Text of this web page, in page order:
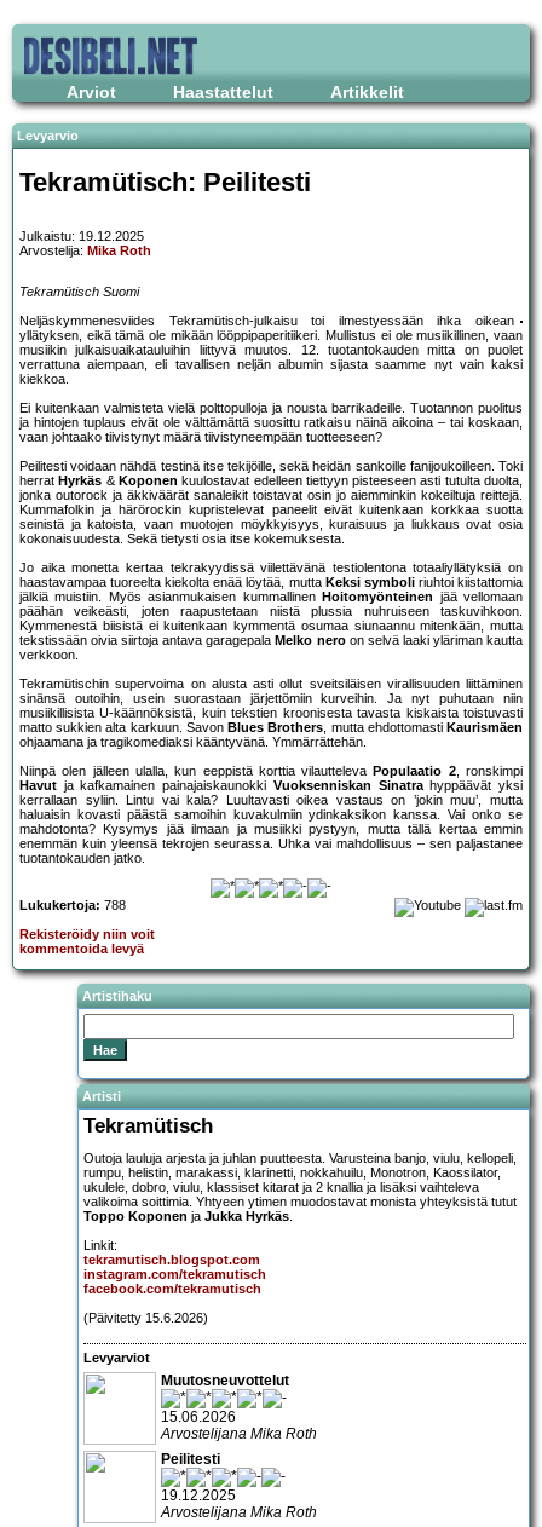
Arviot Haastattelut Artikkelit
Levyarvio
Tekramütisch: Peilitesti
Julkaistu: 19.12.2025
Arvostelija: Mika Roth
Tekramütisch Suomi
Neljäskymmenesviides Tekramütisch-julkaisu toi ilmestyessään ihka oikean
yllätyksen, eikä tämä ole mikään lööppipaperitiikeri. Mullistus ei ole musiikillinen, vaan
musiikin julkaisuaikatauluihin liittyvä muutos. 12. tuotantokauden mitta on puolet
verrattuna aiempaan, eli tavallisen neljän albumin sijasta saamme nyt vain kaksi
kiekkoa.
Ei kuitenkaan valmisteta vielä polttopulloja ja nousta barrikadeille. Tuotannon puolitus
ja hintojen tuplaus eivät ole välttämättä suosittu ratkaisu näinä aikoina – tai koskaan,
vaan johtaako tiivistynyt määrä tiivistyneempään tuotteeseen?
Peilitesti voidaan nähdä testinä itse tekijöille, sekä heidän sankoille fanijoukoilleen. Toki
herrat Hyrkäs & Koponen kuulostavat edelleen tiettyyn pisteeseen asti tutulta duolta,
jonka outorock ja äkkiväärät sanaleikit toistavat osin jo aiemminkin kokeiltuja reittejä.
Kummafolkin ja härörockin kupristelevat paneelit eivät kuitenkaan korkkaa suotta
seinistä ja katoista, vaan muotojen möykkyisyys, kuraisuus ja liukkaus ovat osia
kokonaisuudesta. Sekä tietysti osia itse kokemuksesta.
Jo aika monetta kertaa tekrakyydissä viilettävänä testiolentona totaaliyllätyksiä on
haastavampaa tuoreelta kiekolta enää löytää, mutta Keksi symboliriuhtoi kiistattomia
jälkiä muistiin. Myös asianmukaisen kummallinen Hoitomyönteinen jää vellomaan
päähän veikeästi, joten raapustetaan niistä plussia nuhruiseen taskuvihkoon.
Kymmenestä biisistä ei kuitenkaan kymmentä osumaa siunaannu mitenkään, mutta
tekstissään oivia siirtoja antava garagepala Melko neroon selvä laaki yläriman kautta
verkkoon.
Tekramütischin supervoima on alusta asti ollut sveitsiläisen virallisuuden liittäminen
sinänsä outoihin, usein suorastaan järjettömiin kurveihin. Ja nyt puhutaan niin
musiikillisista U-käännöksistä, kuin tekstien kroonisesta tavasta kiskaista toistuvasti
matto sukkien alta karkuun. Savon Blues Brothers, mutta ehdottomasti Kaurismäen
ohjaamana ja tragikomediaksi kääntyvänä. Ymmärrättehän.
Niinpä olen jälleen ulalla, kun eeppistä korttia vilautteleva Populaatio 2, ronskimpi
Havut ja kafkamainen painajaiskaunokki Vuoksenniskan Sinatrahyppäävät yksi
kerrallaan syliin. Lintu vai kala? Luultavasti oikea vastaus on ’jokin muu’, mutta
haluaisin kovasti päästä samoihin kuvakulmiin ydinkaksikon kanssa. Vai onko se
mahdotonta? Kysymys jää ilmaan ja musiikki pystyyn, mutta tällä kertaa emmin
enemmän kuin yleensä tekrojen seurassa. Uhka vai mahdollisuus – sen paljastanee
tuotantokauden jatko.
Lukukertoja: 788
Rekisteröidy niin voit
kommentoida levyä
Artistihaku
Artisti
Tekramütisch
Outoja lauluja arjesta ja juhlan puutteesta. Varusteina banjo, viulu, kellopeli,
rumpu, helistin, marakassi, klarinetti, nokkahuilu, Monotron, Kaossilator,
ukulele, dobro, viulu, klassiset kitarat ja 2 knallia ja lisäksi vaihteleva
valikoima soittimia. Yhtyeen ytimen muodostavat monista yhteyksistä tutut
Toppo Koponen ja Jukka Hyrkäs
Linkit:
tekramutisch.blogspot.com
instagram.com/tekramutisch
facebook.com/tekramutisch
(Päivitetty 15.6.2026)
Levyarviot
Muutosneuvottelut
15.06.2026
Arvostelijana Mika Roth
Peilitesti
19.12.2025
Arvostelijana Mika Roth